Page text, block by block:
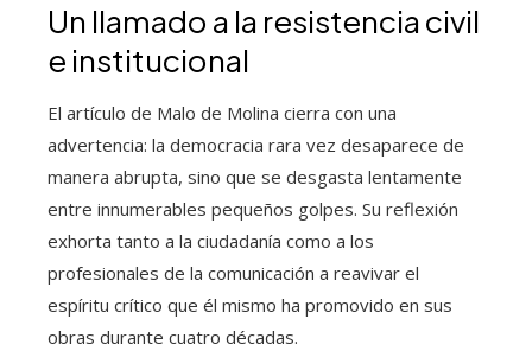
Un llamado a la resistencia civil
e institucional
El artículo de Malo de Molina cierra con una
advertencia: la democracia rara vez desaparece de
manera abrupta, sino que se desgasta lentamente
entre innumerables pequeños golpes. Su reflexión
exhorta tanto a la ciudadanía como a los
profesionales de la comunicación a reavivar el
espíritu crítico que él mismo ha promovido en sus
obras durante cuatro décadas.